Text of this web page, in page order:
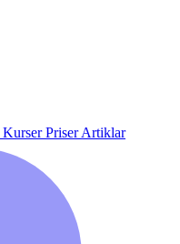
KurserPriserArtiklar